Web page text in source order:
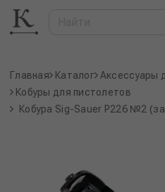
Главная Каталог Аксессуары
Кобуры для пистолетов
Кобура Sig-Sauer P226 №2